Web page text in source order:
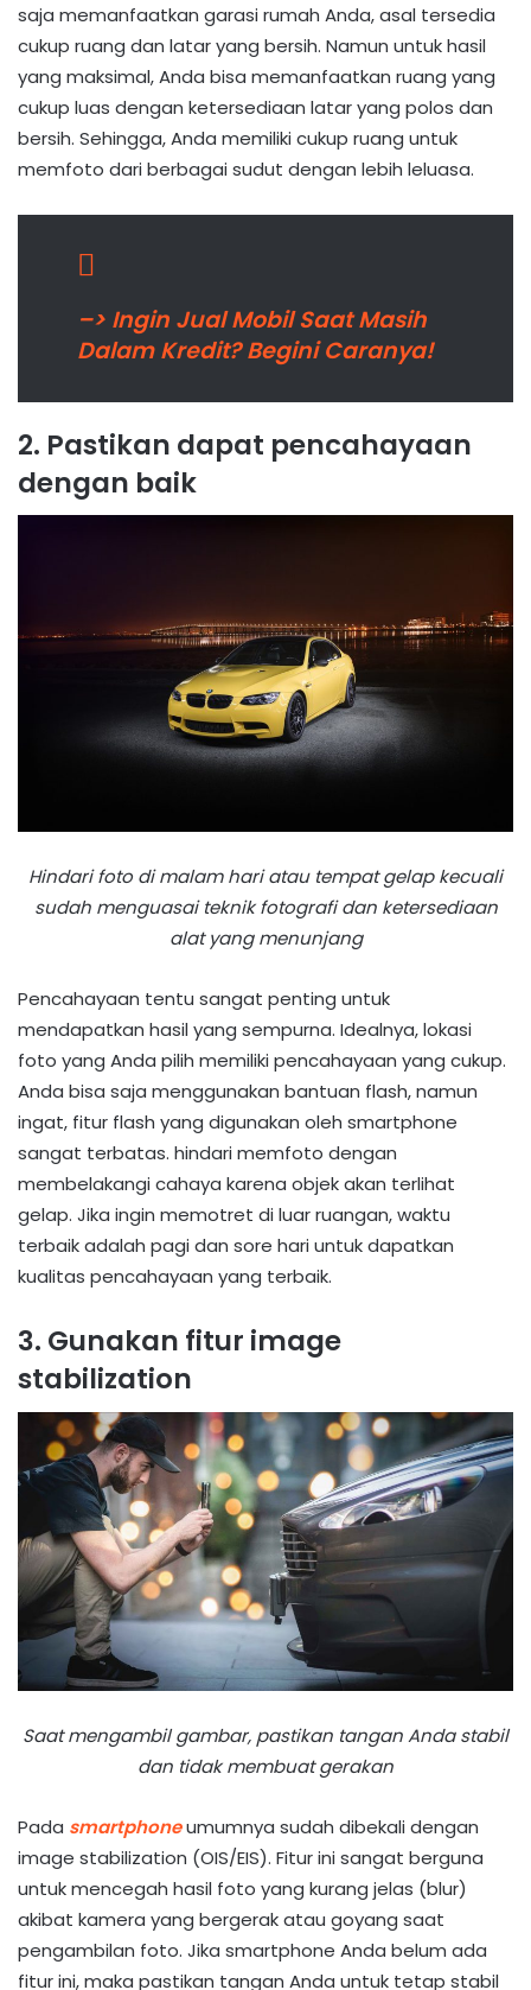
saja memanfaatkan garasi rumah Anda, asal tersedia
cukup ruang dan latar yang bersih. Namun untuk hasil
yang maksimal, Anda bisa memanfaatkan ruang yang
cukup luas dengan ketersediaan latar yang polos dan
bersih. Sehingga, Anda memiliki cukup ruang untuk
memfoto dari berbagai sudut dengan lebih leluasa.
–> Ingin Jual Mobil Saat Masih
Dalam Kredit? Begini Caranya!
2. Pastikan dapat pencahayaan
dengan baik
Hindari foto di malam hari atau tempat gelap kecuali
sudah menguasai teknik fotografi dan ketersediaan
alat yang menunjang
Pencahayaan tentu sangat penting untuk
mendapatkan hasil yang sempurna. Idealnya, lokasi
foto yang Anda pilih memiliki pencahayaan yang cukup.
Anda bisa saja menggunakan bantuan flash, namun
ingat, fitur flash yang digunakan oleh smartphone
sangat terbatas. hindari memfoto dengan
membelakangi cahaya karena objek akan terlihat
gelap. Jika ingin memotret di luar ruangan, waktu
terbaik adalah pagi dan sore hari untuk dapatkan
kualitas pencahayaan yang terbaik.
3. Gunakan fitur image
stabilization
Saat mengambil gambar, pastikan tangan Anda stabil
dan tidak membuat gerakan
Pada smartphoneumumnya sudah dibekali dengan
image stabilization (OIS/EIS). Fitur ini sangat berguna
untuk mencegah hasil foto yang kurang jelas (blur)
akibat kamera yang bergerak atau goyang saat
pengambilan foto. Jika smartphone Anda belum ada
fitur ini, maka pastikan tangan Anda untuk tetap stabil